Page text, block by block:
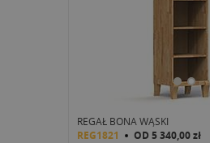
REGAŁ BONA WĄSKI
REG1821 OD 5 340,00 zł